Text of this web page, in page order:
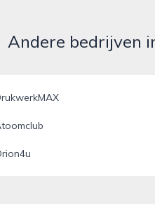
Andere bedrijven